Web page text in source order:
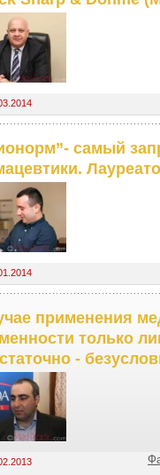
самый
применения
только
-